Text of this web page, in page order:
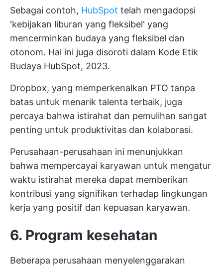
Sebagai contoh, HubSpot telah mengadopsi
'kebijakan liburan yang fleksibel' yang
mencerminkan budaya yang fleksibel dan
otonom. Hal ini juga disoroti dalam Kode Etik
Budaya HubSpot, 2023.
Dropbox, yang memperkenalkan PTO tanpa
batas untuk menarik talenta terbaik, juga
percaya bahwa istirahat dan pemulihan sangat
penting untuk produktivitas dan kolaborasi.
Perusahaan-perusahaan ini menunjukkan
bahwa mempercayai karyawan untuk mengatur
waktu istirahat mereka dapat memberikan
kontribusi yang signifikan terhadap lingkungan
kerja yang positif dan kepuasan karyawan.
6. Program kesehatan
Beberapa perusahaan menyelenggarakan